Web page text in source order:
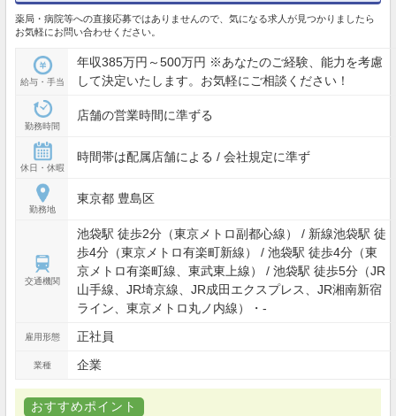
薬局・病院等への直接応募ではありませんので、気になる求人が見つかりましたら
お気軽にお問い合わせください。
給与・手当
年収385万円～500万円 ※あなたのご経験、能力を考慮
して決定いたします。お気軽にご相談ください！
勤務時間
店舗の営業時間に準ずる
休日・休暇
時間帯は配属店舗による / 会社規定に準ず
勤務地
東京都 豊島区
交通機関
池袋駅 徒歩2分（東京メトロ副都心線） / 新線池袋駅 徒
歩4分（東京メトロ有楽町新線） / 池袋駅 徒歩4分（東
京メトロ有楽町線、東武東上線） / 池袋駅 徒歩5分（JR
山手線、JR埼京線、JR成田エクスプレス、JR湘南新宿
ライン、東京メトロ丸ノ内線）・-
雇用形態 正社員
業種 企業
おすすめポイント